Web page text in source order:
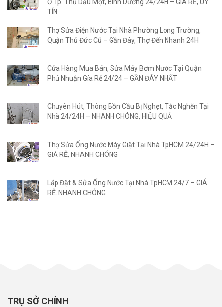
Ở Tp. Thủ Dầu Một, Bình Dương 24/24H – GIÁ RẺ, UY
TÍN
Thợ Sửa Điện Nước Tại Nhà Phường Long Trường,
Quận Thủ Đức Cũ – Gần Đây, Thợ Đến Nhanh 24H
Cửa Hàng Mua Bán, Sửa Máy Bơm Nước Tại Quận
Phú Nhuận Gía Rẻ 24/24 – GẦN ĐÂY NHẤT
Chuyên Hút, Thông Bồn Cầu Bị Nghẹt, Tắc Nghẽn Tại
Nhà 24/24H – NHANH CHÓNG, HIỆU QUẢ
Thợ Sửa Ống Nước Máy Giặt Tại Nhà TpHCM 24/24H –
GIÁ RẺ, NHANH CHÓNG
Lắp Đặt & Sửa Ống Nước Tại Nhà TpHCM 24/7 – GIÁ
RẺ, NHANH CHÓNG
TRỤ SỞ CHÍNH